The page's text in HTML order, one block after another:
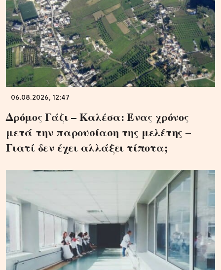
06.08.2026, 12:47
Δρόμος Γάζι – Καλέσα: Ένας χρόνος
μετά την παρουσίαση της μελέτης –
Γιατί δεν έχει αλλάξει τίποτα;